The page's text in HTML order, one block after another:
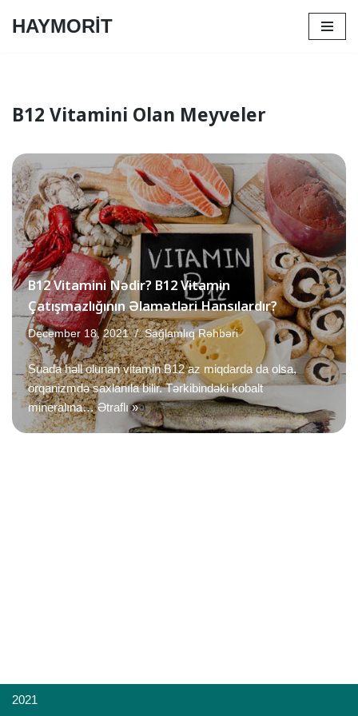
HAYMORİT
B12 Vitamini Olan Meyveler
B12 Vitamini Nədir? B12 Vitamin
Çatışmazlığının Əlamətləri Hansılardır?
December 18, 2021 Sağlamlıq Rəhbəri
Suada həll olunan vitamin B12 az miqdarda da olsa,
orqanizmdə saxlanıla bilir. Tərkibindəki kobalt
mineralına…Ətraflı »
2021